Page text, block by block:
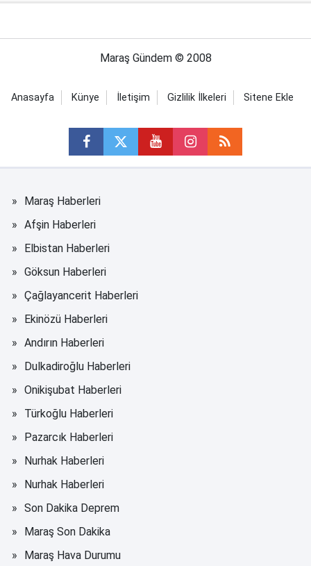
Maraş Gündem © 2008
Anasayfa Künye İletişim Gizlilik İlkeleri Sitene Ekle
Maraş Haberleri
Afşin Haberleri
Elbistan Haberleri
Göksun Haberleri
Çağlayancerit Haberleri
Ekinözü Haberleri
Andırın Haberleri
Dulkadiroğlu Haberleri
Onikişubat Haberleri
Türkoğlu Haberleri
Pazarcık Haberleri
Nurhak Haberleri
Nurhak Haberleri
Son Dakika Deprem
Maraş Son Dakika
Maraş Hava Durumu